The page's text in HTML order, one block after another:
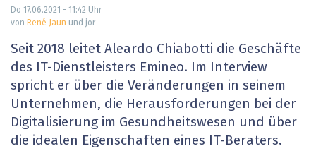
Do 17.06.2021 - 11:42 Uhr
von René Jaun und jor
Seit 2018 leitet Aleardo Chiabotti die Geschäfte
des IT-Dienstleisters Emineo. Im Interview
spricht er über die Veränderungen in seinem
Unternehmen, die Herausforderungen bei der
Digitalisierung im Gesundheitswesen und über
die idealen Eigenschaften eines IT-Beraters.